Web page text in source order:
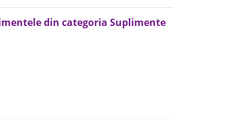
din categoria Suplimente